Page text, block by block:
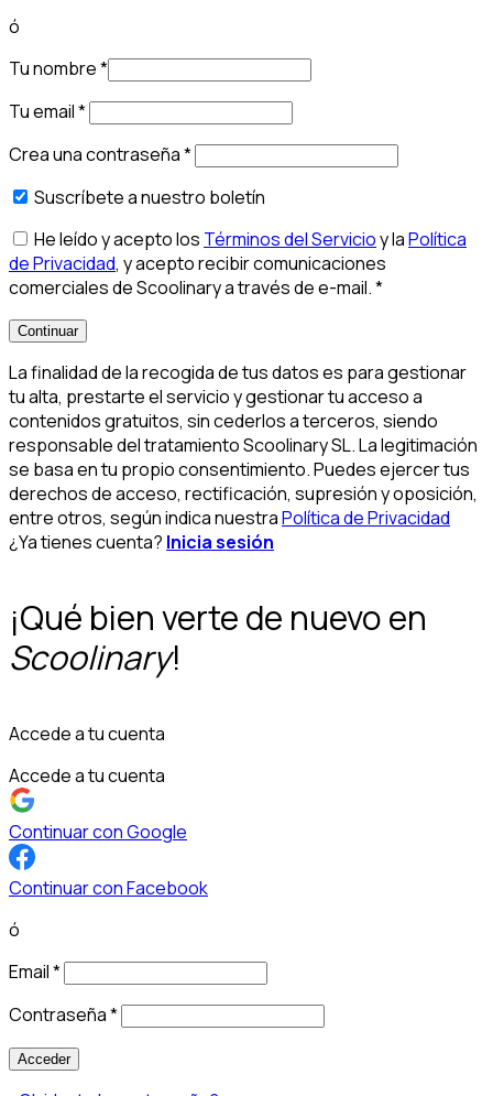
ó
Tu nombre*
Tu email*
Crea una contraseña*
Suscríbete a nuestro boletín
He leído y acepto los Términos del Servicioy laPolítica
de Privacidad, y acepto recibir comunicaciones
comerciales de Scoolinary a través de e-mail.*
Continuar
La finalidad de la recogida de tus datos es para gestionar
tu alta, prestarte el servicio y gestionar tu acceso a
contenidos gratuitos, sin cederlos a terceros, siendo
responsable del tratamiento Scoolinary SL. La legitimación
se basa en tu propio consentimiento. Puedes ejercer tus
derechos de acceso, rectificación, supresión y oposición,
entre otros, según indica nuestraPolítica de Privacidad
¿Ya tienes cuenta? Inicia sesión
¡Qué bien verte de nuevo en
Scoolinary!
Accede a tu cuenta
Accede a tu cuenta
Continuar con Google
Continuar con Facebook
ó
Email*
Contraseña*
Acceder